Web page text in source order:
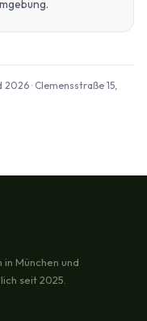
· Clemensstraße 15,
München und
seit 2025.